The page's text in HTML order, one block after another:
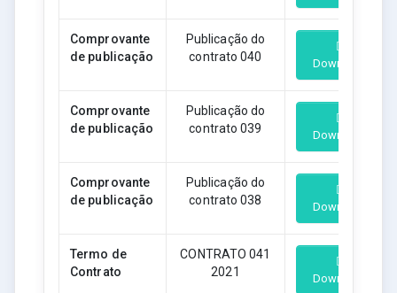
Comprovante
de publicação
Publicação do
contrato 040
Download
Comprovante
de publicação
Publicação do
contrato 039
Download
Comprovante
de publicação
Publicação do
contrato 038
Download
Termo de
Contrato
CONTRATO 041
2021
Download